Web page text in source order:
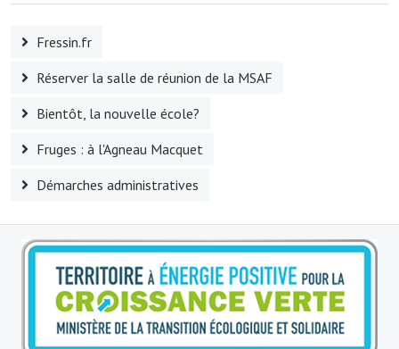
Le club de l'amitié
Le comité des fêtes
L'association Avotra-France
Le foyer de la Planquette
L'association des anciens combattants
L'association des anciens sapeurs-pompiers volontaires
Village sportif
L'US Crequy Fressin
La société de chasse
La société de pêche
Fressin.fr
Réserver la salle de réunion de la MSAF
Bientôt, la nouvelle école?
Fruges : à l'Agneau Macquet
Démarches administratives